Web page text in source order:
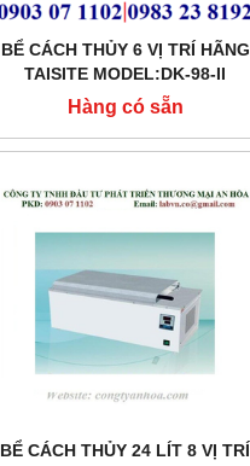
BỂ CÁCH THỦY 6 VỊ TRÍ HÃNG
TAISITE MODEL:DK-98-II
Hàng có sẵn
BỂ CÁCH THỦY 24 LÍT 8 VỊ TRÍ